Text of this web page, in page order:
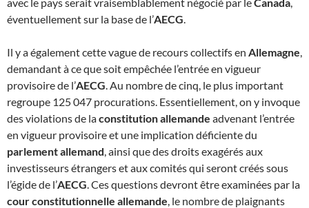
éventuellement sur la base de l’AECG.
Il y a également cette vague de recours collectifs en Allemagne,
demandant à ce que soit empêchée l’entrée en vigueur
provisoire de l’AECG. Au nombre de cinq, le plus important
regroupe 125 047 procurations. Essentiellement, on y invoque
des violations de laconstitution allemande advenant l’entrée
en vigueur provisoire et une implication déficiente du
parlement allemand, ainsi que des droits exagérés aux
investisseurs étrangers et aux comités qui seront créés sous
l’égide de l’AECG. Ces questions devront être examinées par la
cour constitutionnelle allemande, le nombre de plaignants